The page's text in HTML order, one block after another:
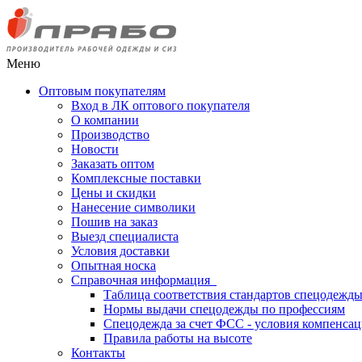
Меню
Оптовым покупателям
Вход в ЛК оптового покупателя
О компании
Производство
Новости
Заказать оптом
Комплексные поставки
Цены и скидки
Нанесение символики
Пошив на заказ
Выезд специалиста
Условия доставки
Опытная носка
Справочная информация
Таблица соответствия стандартов спецодежды
Нормы выдачи спецодежды по профессиям
Спецодежда за счет ФСС - условия
Правила работы на высоте
Контакты